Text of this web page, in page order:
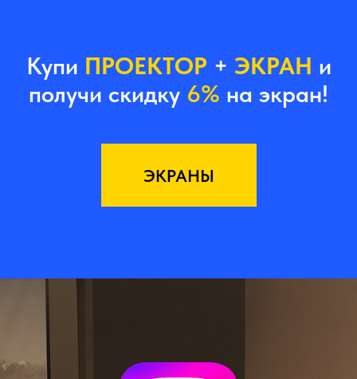
Купи ПРОЕКТОР+ ЭКРАН и
получи скидку 6% на экран!
ЭКРАНЫ